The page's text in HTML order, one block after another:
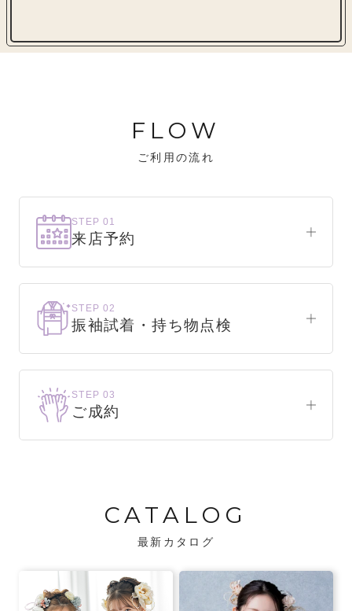
FLOW
ご利用の流れ
STEP 01
来店予約
まずはお気軽にご来店ください。
STEP 02
振袖試着・持ち物点検
お気に入りの振袖が見つかるまで、何着でも
試着できます。
・振袖コンシェルジュが、振袖に合う小物や
バッグでお嬢様らしいコーディネートをご
STEP 03
ご成約
CATALOG
最新カタログ